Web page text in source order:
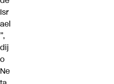
Isr
ael
”,
dij
o
Ne